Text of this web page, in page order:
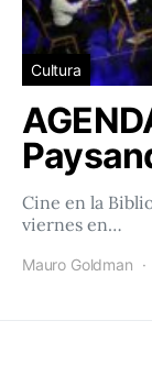
Cultura
Cine en la
viernes en…
Mauro Goldman